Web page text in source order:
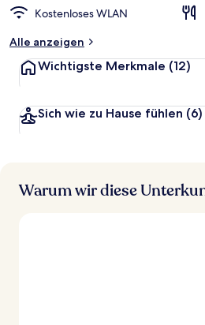
e
Kostenloses WLAN
Alle anzeigen
Wichtigste Merkmale (12)
Sich wie zu Hause fühlen (6)
Warum wir diese